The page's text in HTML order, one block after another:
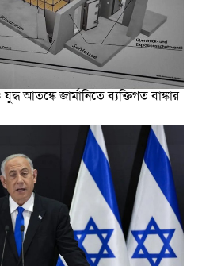
আতঙ্কে জার্মানিতে ব্যক্তিগত বাঙ্কার